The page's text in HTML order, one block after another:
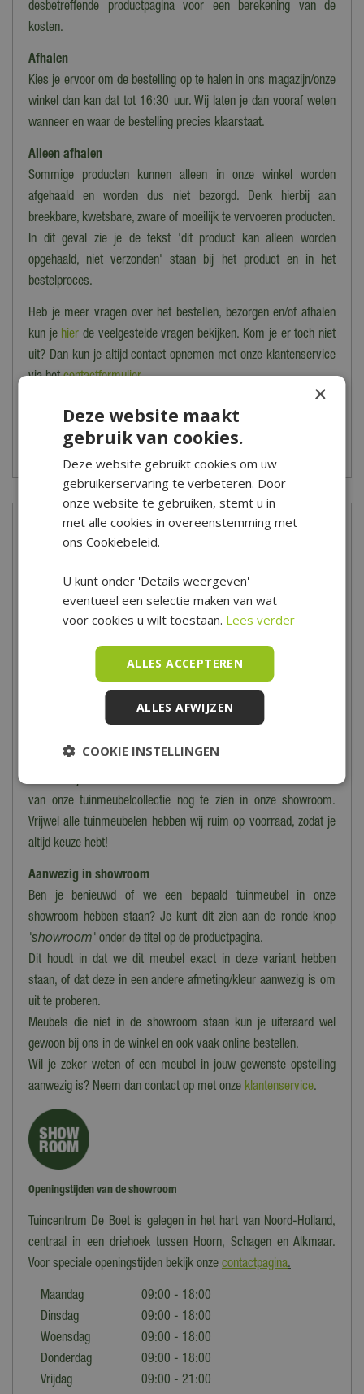
desbetreffende productpagina voor een berekening van de
kosten.
Afhalen
Kies je ervoor om de bestelling op te halen in ons magazijn/onze
winkel dan kan dat tot 16:30 uur. Wij laten je dan vooraf weten
wanneer en waar de bestelling precies klaarstaat.
Alleen afhalen
Sommige producten kunnen alleen in onze winkel worden
afgehaald en worden dus niet bezorgd. Denk hierbij aan
breekbare, kwetsbare, zware of moeilijk te vervoeren producten.
In dit geval zie je de tekst 'dit product kan alleen worden
opgehaald, niet verzonden' staan bij het product en in het
bestelproces.
Heb je meer vragen over het bestellen, bezorgen en/of afhalen
kun je hier de veelgestelde vragen bekijken. Kom je er toch niet
uit? Dan kun je altijd contact opnemen met onze klantenservice
via hetcontactformulier.
*Is alleen geldig op tuinsets, loungesets, tuinstoelen, tuintafels,
tuinbanken, ligbanken, parasols, parasolvoeten, tuinmeubel
Tuinmeubelshow
tuinmeubelshow bezoeken. Een groot aanbod aan tuinmeubelen,
tuinmeubelshow begint het zomergevoel direct te kriebelen!
Wil je zelf de kwaliteit en het comfort ervaren van onze
tuinmeubelen? Of wil je deskundig advies van onze
tuinmeubelspecialist? Dan ben je van harte uitgenodigd in onze
tuinmeubelen in onze showroom staan. Tijdens het winterseizoen
maken wij ruimte voor onze Kerstshow en is slechts een deel
van onze tuinmeubelcollectie nog te zien in onze showroom.
Vrijwel alle tuinmeubelen hebben wij ruim op voorraad, zodat je
altijd keuze hebt!
Aanwezig in showroom
Ben je benieuwd of we een bepaald tuinmeubel in onze
showroom hebben staan? Je kunt dit zien aan de ronde knop
'showroom' onder de titel op de productpagina.
Dit houdt in dat we dit meubel exact in deze variant hebben
staan, of dat deze in een andere afmeting/kleur aanwezig is om
uit te proberen.
Meubels die niet in de showroom staan kun je uiteraard wel
gewoon bij ons in de winkel en ook vaak online bestellen.
Wil je zeker weten of een meubel in jouw gewenste opstelling
aanwezig is? Neem dan contact op met onze klantenservice.
Openingstijden van de showroom
Tuincentrum De Boet is gelegen in het hart van Noord-Holland,
centraal in een driehoek tussen Hoorn, Schagen en Alkmaar.
Voor speciale openingstijden bekijk onze contactpagina.
Maandag
09:00 - 18:00
Dinsdag
09:00 - 18:00
Woensdag
09:00 - 18:00
Donderdag
09:00 - 18:00
Vrijdag
09:00 - 21:00
×
Deze website maakt
gebruik van cookies.
Deze website gebruikt cookies om uw
gebruikerservaring te verbeteren. Door
onze website te gebruiken, stemt u in
met alle cookies in overeenstemming met
ons Cookiebeleid.
U kunt onder 'Details weergeven'
eventueel een selectie maken van wat
voor cookies u wilt toestaan. Lees verder
ALLES ACCEPTEREN
ALLES AFWIJZEN
COOKIE INSTELLINGEN